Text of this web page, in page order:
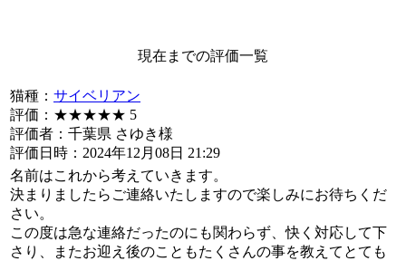
現在までの評価一覧
猫種： サイベリアン
評価： ★★★★★ 5
評価者：千葉県 さゆき様
評価日時：2024年12月08日 21:29
名前はこれから考えていきます。
決まりましたらご連絡いたしますので楽しみにお待ちくだ
さい。
この度は急な連絡だったのにも関わらず、快く対応して下
さり、またお迎え後のこともたくさんの事を教えてとても